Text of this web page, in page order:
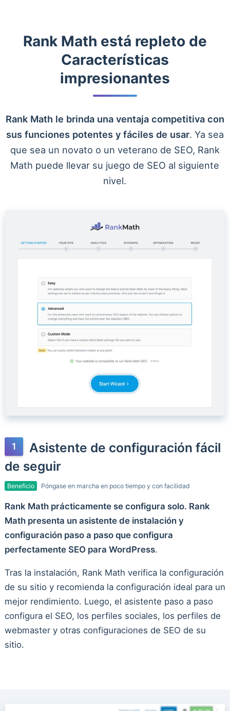
Rank Math está repleto de
Características
impresionantes
Rank Math le brinda una ventaja competitiva con
sus funciones potentes y fáciles de usar. Ya sea
que sea un novato o un veterano de SEO, Rank
Math puede llevar su juego de SEO al siguiente
nivel.
Asistente de configuración fácil
de seguir
Beneficio Póngase en marcha en poco tiempo y con facilidad
Rank Math prácticamente se configura solo. Rank
Math presenta un asistente de instalación y
configuración paso a paso que configura
perfectamente SEO para WordPress.
Tras la instalación, Rank Math verifica la configuración
de su sitio y recomienda la configuración ideal para un
mejor rendimiento. Luego, el asistente paso a paso
configura el SEO, los perfiles sociales, los perfiles de
webmaster y otras configuraciones de SEO de su
sitio.